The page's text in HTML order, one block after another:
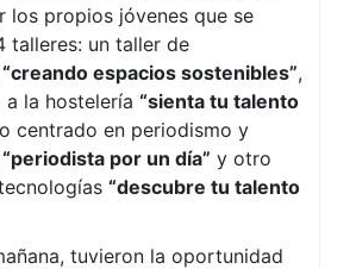
los propios jóvenes que se
talleres: un taller de
“creando espacios sostenibles”,
la hostelería “sienta tu talento
centrado en periodismo y
“periodista por un día” y otro
“descubre tu talento
tuvieron la oportunidad